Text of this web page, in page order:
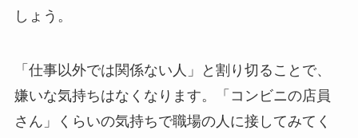
しょう。
「仕事以外では関係ない人」と割り切ることで、
嫌いな気持ちはなくなります。「コンビニの店員
さん」くらいの気持ちで職場の人に接してみてく